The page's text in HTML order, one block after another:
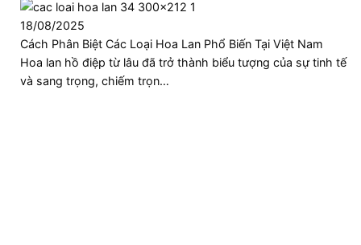
18/08/2025
Cách Phân Biệt Các Loại Hoa Lan Phổ Biến Tại Việt Nam
Hoa lan hồ điệp từ lâu đã trở thành biểu tượng của sự tinh tế
và sang trọng, chiếm trọn…